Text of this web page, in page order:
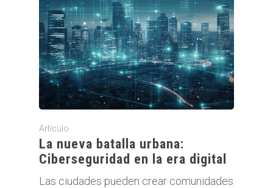
Artículo
La nueva batalla urbana:
Ciberseguridad en la era digital
Las ciudades pueden crear comunidades